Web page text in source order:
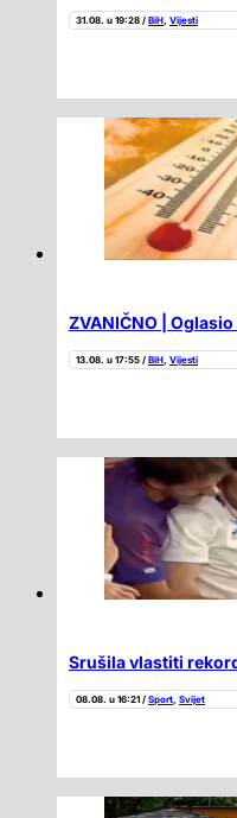
31.08. u 19:28 / BiH, Vijesti
ZVANIČNO |
13.08. u 17:55 / BiH, Vijesti
Srušila vlastiti
08.08. u 16:21 / Sport, Svijet